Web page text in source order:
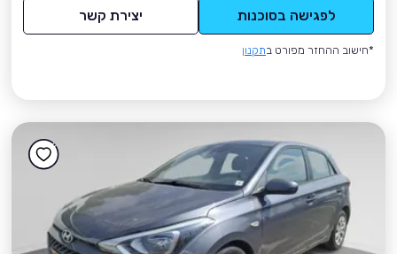
לפגישה בסוכנות יצירת קשר
*חישוב ההחזר מפורט בתקנון